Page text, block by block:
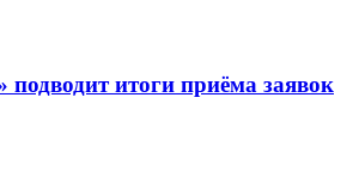
итоги приёма заявок